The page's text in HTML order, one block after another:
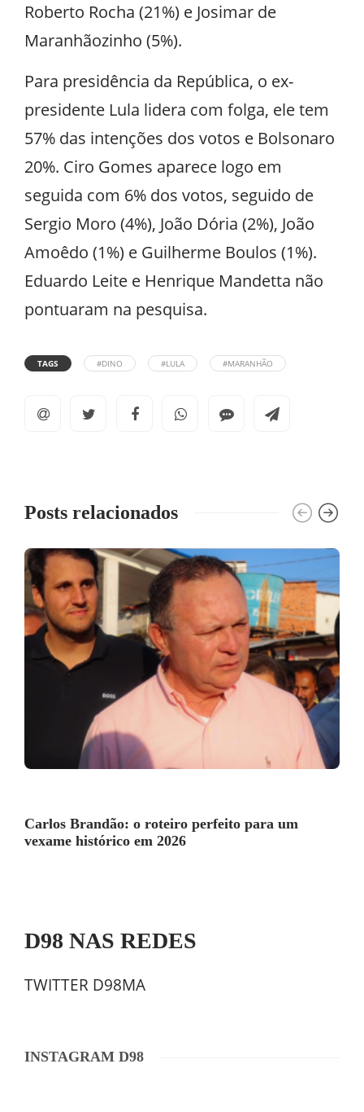
Roberto Rocha (21%) e Josimar de
Maranhãozinho (5%).
Para presidência da República, o ex-
presidente Lula lidera com folga, ele tem
57% das intenções dos votos e Bolsonaro
20%. Ciro Gomes aparece logo em
seguida com 6% dos votos, seguido de
Sergio Moro (4%), João Dória (2%), João
Amoêdo (1%) e Guilherme Boulos (1%).
Eduardo Leite e Henrique Mandetta não
pontuaram na pesquisa.
TAGS #DINO #LULA #MARANHÃO
Posts relacionados
Carlos Brandão: o roteiro perfeito para um
vexame histórico em 2026
D98 NAS REDES
TWITTER D98MA
INSTAGRAM D98